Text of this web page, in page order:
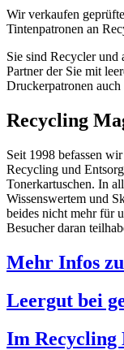
Wir verkaufen
Tintenpatronen an
Sie sind Recycler und
Partner der Sie mit
Druckerpatronen
Recycling
Seit 1998 befassen
Recycling und
Tonerkartuschen. In
Wissenswertem und
beides nicht mehr für
Besucher daran
Mehr Infos
Leergut bei
Im Recycling